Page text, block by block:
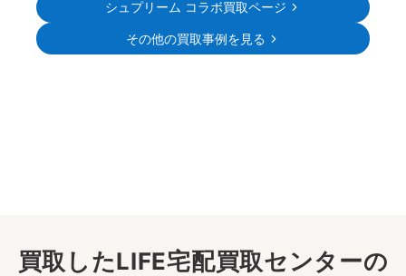
シュプリーム コラボ買取ページ
その他の買取事例を見る
買取したLIFE宅配買取センターの